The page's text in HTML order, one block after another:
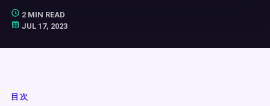
2 MIN READ
JUL 17, 2023
目次